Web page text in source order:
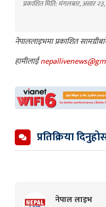
प्रकाशित मिति: मंगलबार, असार
नेपाललाइभमा प्रकाशित
हामीलाई
प्रतिक्रिया
नेपाल लाइभ